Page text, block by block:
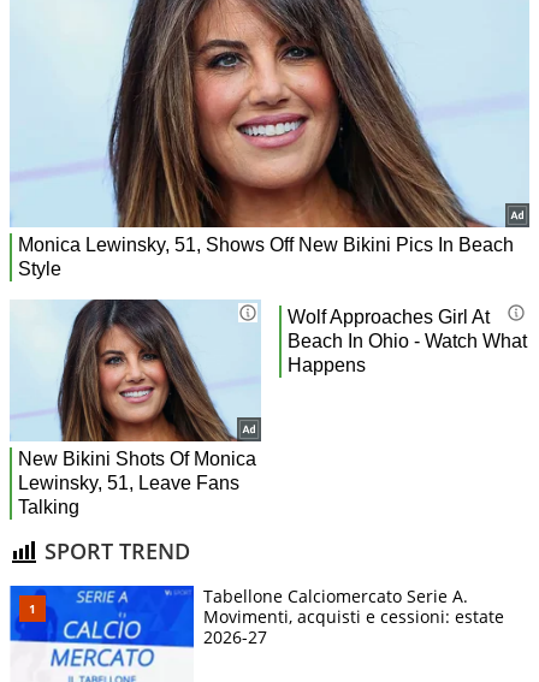
SPORT TREND
Tabellone Calciomercato Serie A.
Movimenti, acquisti e cessioni: estate
2026-27